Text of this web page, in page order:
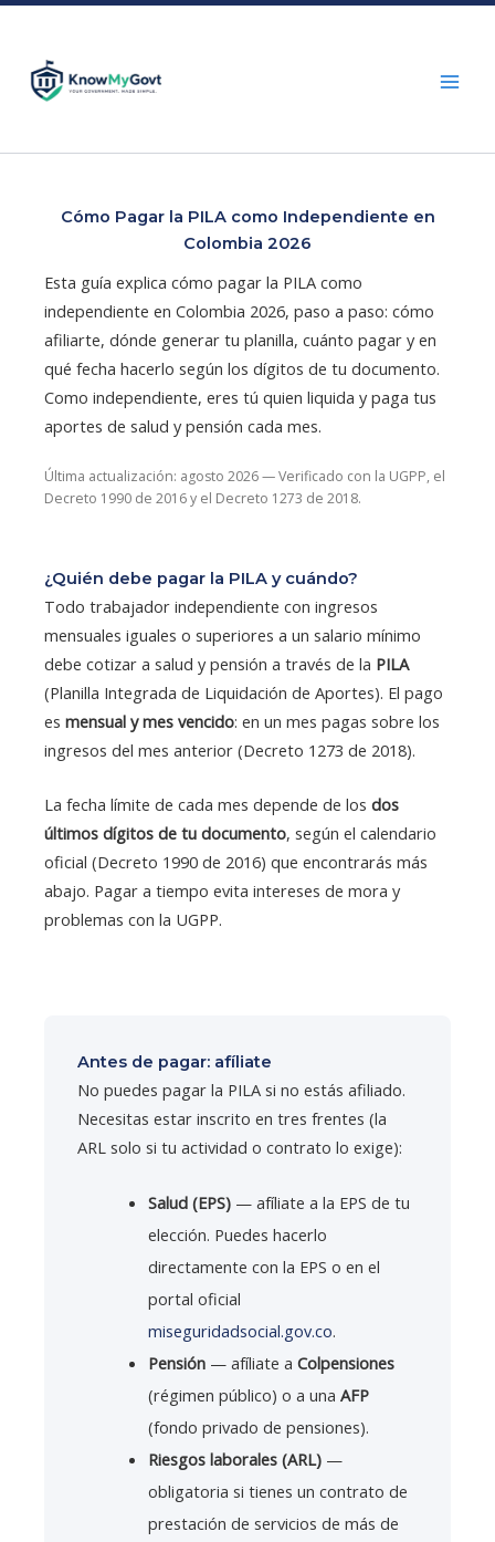
content
Cómo Pagar la PILA como Independiente en
Colombia 2026
Esta guía explica cómo pagar la PILA como
independiente en Colombia 2026, paso a paso: cómo
afiliarte, dónde generar tu planilla, cuánto pagar y en
qué fecha hacerlo según los dígitos de tu documento.
Como independiente, eres tú quien liquida y paga tus
aportes de salud y pensión cada mes.
Última actualización: agosto 2026 — Verificado con la UGPP, el
Decreto 1990 de 2016 y el Decreto 1273 de 2018.
¿Quién debe pagar la PILA y cuándo?
Todo trabajador independiente con ingresos
mensuales iguales o superiores a un salario mínimo
debe cotizar a salud y pensión a través de la PILA
(Planilla Integrada de Liquidación de Aportes). El pago
es mensual y mes vencido: en un mes pagas sobre los
ingresos del mes anterior (Decreto 1273 de 2018).
La fecha límite de cada mes depende de los dos
últimos dígitos de tu documento, según el calendario
oficial (Decreto 1990 de 2016) que encontrarás más
abajo. Pagar a tiempo evita intereses de mora y
problemas con la UGPP.
Antes de pagar: afíliate
No puedes pagar la PILA si no estás afiliado.
Necesitas estar inscrito en tres frentes (la
ARL solo si tu actividad o contrato lo exige):
Salud (EPS)— afíliate a la EPS de tu
elección. Puedes hacerlo
directamente con la EPS o en el
portal oficial
miseguridadsocial.gov.co.
Pensión— afíliate a Colpensiones
(régimen público) o a una AFP
(fondo privado de pensiones).
Riesgos laborales (ARL)—
obligatoria si tienes un contrato de
prestación de servicios de más de